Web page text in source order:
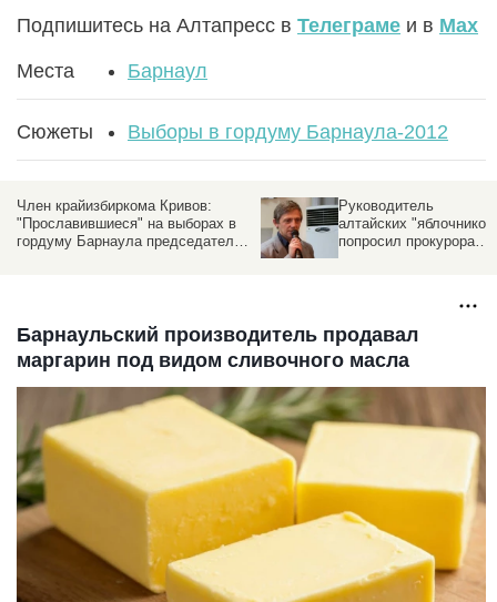
Подпишитесь на Алтапресс в Телеграме и в Max
Места Барнаул
Сюжеты Выборы в гордуму Барнаула-2012
Член крайизбиркома Кривов:
"Прославившиеся" на выборах в
гордуму Барнаула председатели
Руководитель
алтайских
попросил прокурора
Барнаульский производитель продавал
маргарин под видом сливочного масла